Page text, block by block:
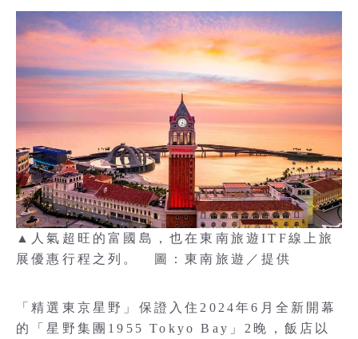
▲人氣超旺的富國島，也在東南旅遊ITF線上旅
展優惠行程之列。 圖：東南旅遊／提供
「精選東京星野」保證入住2024年6月全新開幕
的「星野集團1955 Tokyo Bay」2晚，飯店以